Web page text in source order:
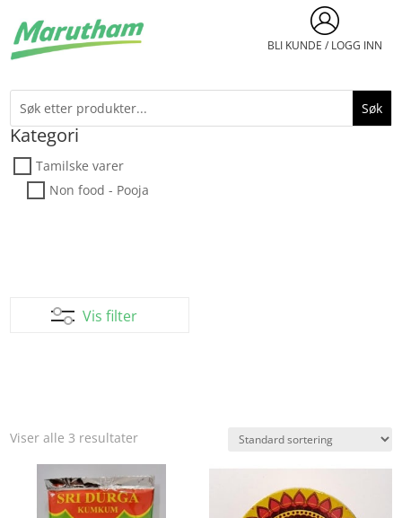
BLI KUNDE / LOGG INN
Kategori
Tamilske varer
Non food - Pooja
Vis filter
Viser alle 3 resultater